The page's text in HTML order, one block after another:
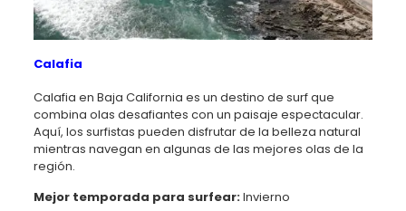
Calafia
Calafia en Baja California es un destino de surf que
combina olas desafiantes con un paisaje espectacular.
Aquí, los surfistas pueden disfrutar de la belleza natural
mientras navegan en algunas de las mejores olas de la
región.
Mejor temporada para surfear:Invierno